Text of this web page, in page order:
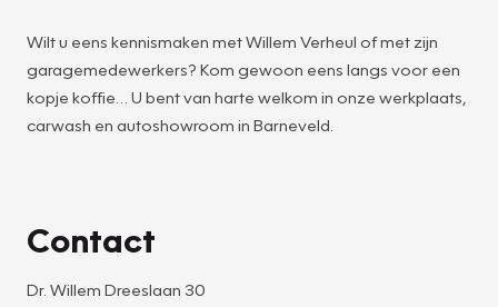
Wilt u eens kennismaken met Willem Verheul of met zijn
garagemedewerkers? Kom gewoon eens langs voor een
kopje koffie… U bent van harte welkom in onze werkplaats,
carwash en autoshowroom in Barneveld.
Contact
Dr. Willem Dreeslaan 30